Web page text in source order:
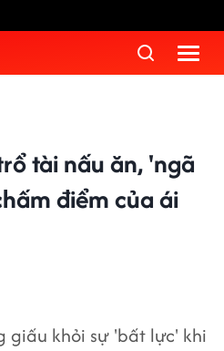
tài nấu ăn, 'ngã
điểm của ái
giấu khỏi sự 'bất lực' khi